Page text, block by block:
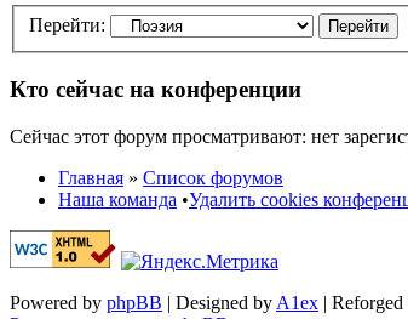
Перейти:
Кто сейчас на конференции
Сейчас этот форум просматривают: нет
Главная » Список форумов
Наша команда •Удалить cookies
Powered by phpBB | Designed by A1ex | Reforged